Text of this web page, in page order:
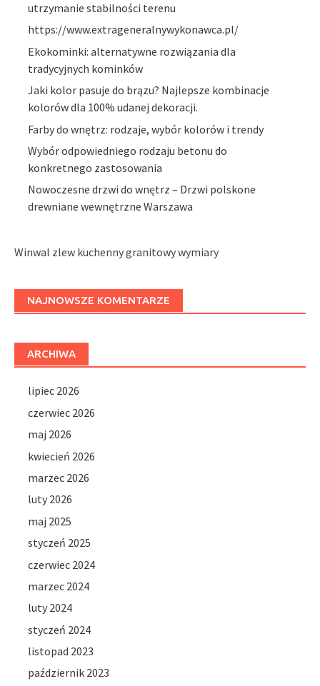
utrzymanie stabilności terenu
https://www.extrageneralnywykonawca.pl/
Ekokominki: alternatywne rozwiązania dla
tradycyjnych kominków
Jaki kolor pasuje do brązu? Najlepsze kombinacje
kolorów dla 100% udanej dekoracji.
Farby do wnętrz: rodzaje, wybór kolorów i trendy
Wybór odpowiedniego rodzaju betonu do
konkretnego zastosowania
Nowoczesne drzwi do wnętrz – Drzwi polskone
drewniane wewnętrzne Warszawa
Winwal zlew kuchenny granitowy wymiary
NAJNOWSZE KOMENTARZE
ARCHIWA
lipiec 2026
czerwiec 2026
maj 2026
kwiecień 2026
marzec 2026
luty 2026
maj 2025
styczeń 2025
czerwiec 2024
marzec 2024
luty 2024
styczeń 2024
listopad 2023
październik 2023